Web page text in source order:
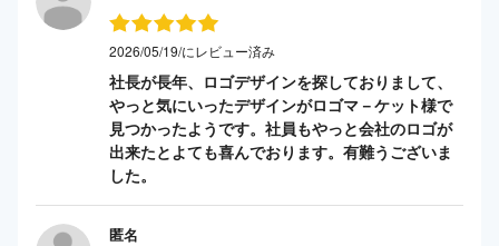
2026/05/19/にレビュー済み
社長が長年、ロゴデザインを探しておりまして、
やっと気にいったデザインがロゴマ－ケット様で
見つかったようです。社員もやっと会社のロゴが
出来たとよても喜んでおります。有難うございま
した。
匿名